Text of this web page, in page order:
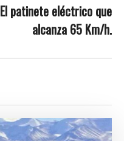
El patinete eléctrico que
alcanza 65 Km/h.